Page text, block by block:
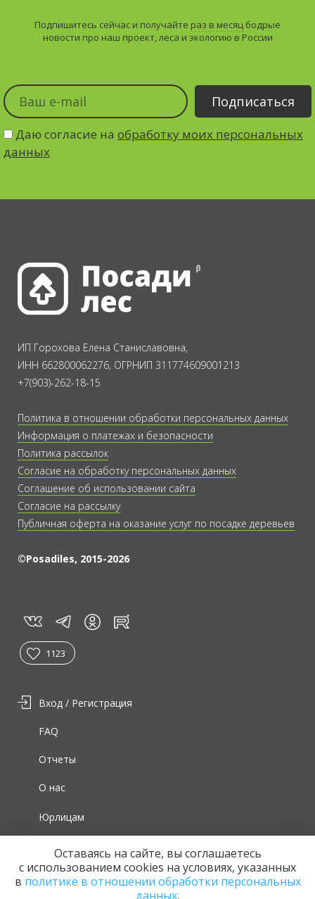
Подпишитесь сейчас и получайте раз в месяц бодрые
новости про наш проект, леса и экологию в России
Даю согласие на обработку моих персональных
данных
ИП Горохова Елена Станиславовна,
ИНН 662800062276, ОГРНИП 311774609001213
+7(903)-262-18-15
Политика в отношении обработки персональных данных
Информация о платежах и безопасности
Политика рассылок
Согласие на обработку персональных данных
Соглашение об использовании сайта
Согласие на рассылку
Публичная оферта на оказание услуг по посадке деревьев
©Posadiles, 2015-2026
vk tg in rt
1123
Вход / Регистрация
Для волонтеров
Юрлицам
О нас
Отчеты
FAQ
Оставаясь на сайте, вы соглашаетесь
с использованием cookies на условиях, указанных
в политике в отношении обработки персональных
данных.